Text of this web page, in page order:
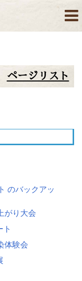
ページリスト
のバックアッ
がり大会
体験会